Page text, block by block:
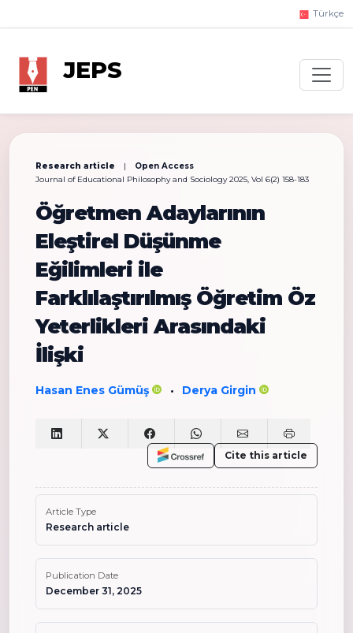
Türkçe
JEPS
Research article |
Open Access
Journal of Educational Philosophy and Sociology 2025, Vol 6(2) 158-183
Öğretmen Adaylarının
Eleştirel Düşünme
Eğilimleri ile
Farklılaştırılmış Öğretim Öz
Yeterlikleri Arasındaki
İlişki
Hasan Enes Gümüş • Derya Girgin
Cite this article
Article Type
Research article
Publication Date
December 31, 2025